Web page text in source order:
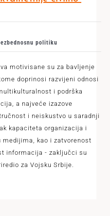
politiku
motivisane su za bavljenje
doprinosi razvijeni odnosi
i podrška
a najveće izazove
i neiskustvo u saradnji
kapaciteta organizacija i
medijima, kao i zatvorenost
informacija - zaključci su
za Vojsku Srbije.